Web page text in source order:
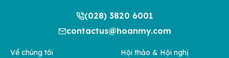
(028) 3820 6001
contactus@hoanmy.com
Về chúng tôi Hội thảo & Hội nghị